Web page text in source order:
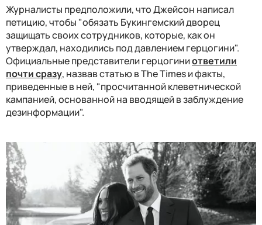
Журналисты предположили, что Джейсон написал
петицию, чтобы "обязать Букингемский дворец
защищать своих сотрудников, которые, как он
утверждал, находились под давлением герцогини".
Официальные представители герцогиниответили
почти сразу, назвав статью в The Times и факты,
приведенные в ней, "просчитанной клеветнической
кампанией, основанной на вводящей в заблуждение
дезинформации".